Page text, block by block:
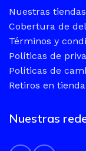
Nuestras tiendas
Cobertura de
Términos y
Políticas de
Políticas de
Retiros en tienda
Nuestras